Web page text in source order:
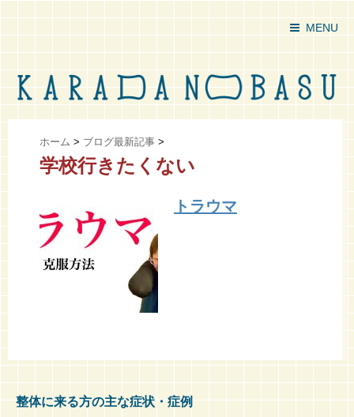
MENU
ホーム > ブログ最新記事 >
学校行きたくない
トラウマ
整体に来る方の主な症状・症例